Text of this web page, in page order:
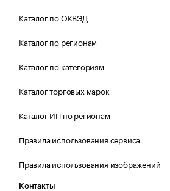
Каталог по ОКВЭД
Каталог по регионам
Каталог по категориям
Каталог торговых марок
Каталог ИП по регионам
Правила использования сервиса
Правила использования изображений
Контакты